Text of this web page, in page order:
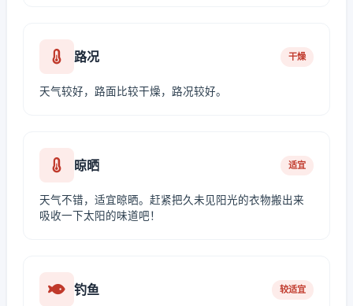
路况 干燥
天气较好，路面比较干燥，路况较好。
晾晒 适宜
天气不错，适宜晾晒。赶紧把久未见阳光的衣物搬出来
吸收一下太阳的味道吧！
钓鱼 较适宜